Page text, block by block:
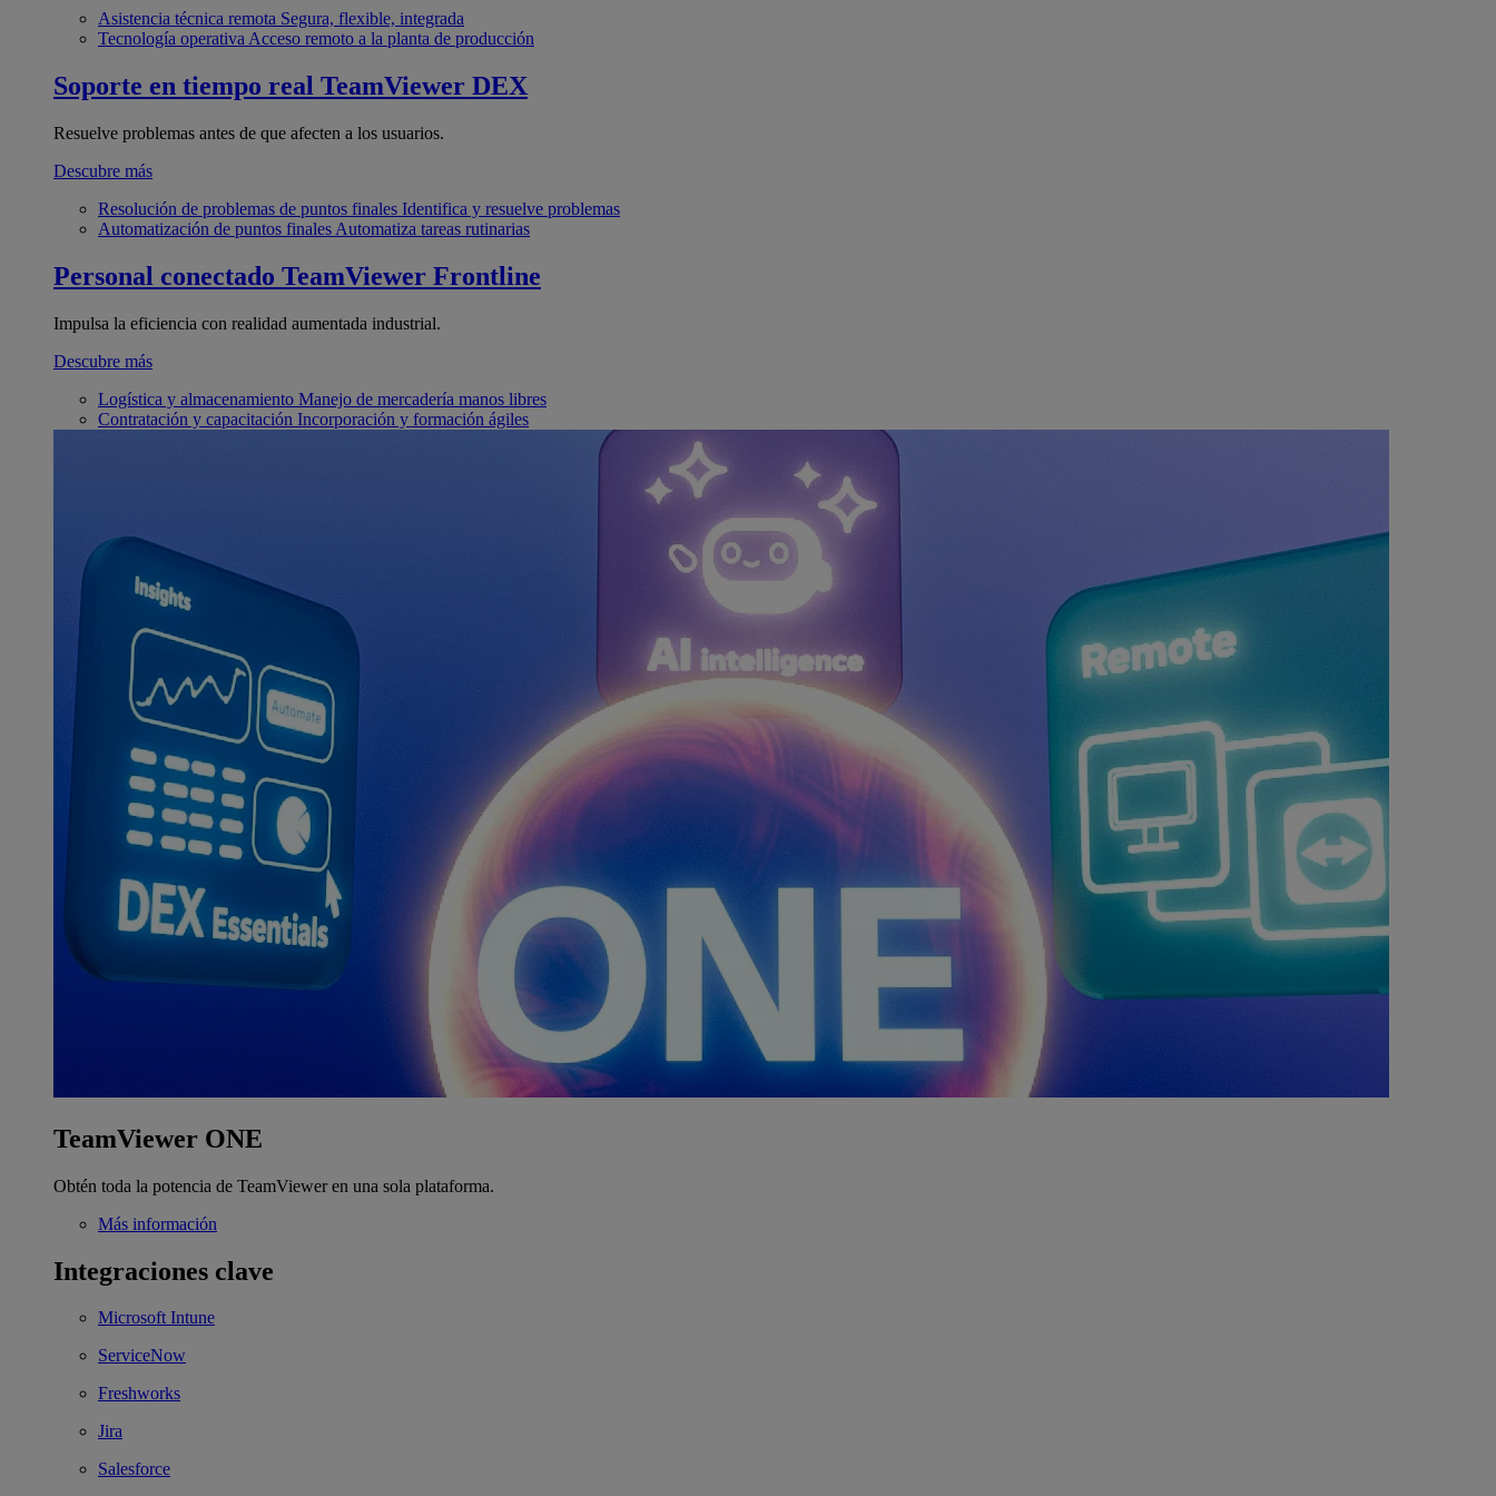
Asistencia técnica remota Segura, flexible, integrada
Tecnología operativa Acceso remoto a la planta de producción
Soporte en tiempo real TeamViewer DEX
Resuelve problemas antes de que afecten a los usuarios.
Descubre más
Resolución de problemas de puntos finales Identifica y resuelve problemas
Automatización de puntos finales Automatiza tareas rutinarias
Personal conectado TeamViewer Frontline
Impulsa la eficiencia con realidad aumentada industrial.
Descubre más
Logística y almacenamiento Manejo de mercadería manos libres
Contratación y capacitación Incorporación y formación ágiles
TeamViewer ONE
Obtén toda la potencia de TeamViewer en una sola plataforma.
Más información
Integraciones clave
Microsoft Intune
ServiceNow
Freshworks
Jira
Salesforce